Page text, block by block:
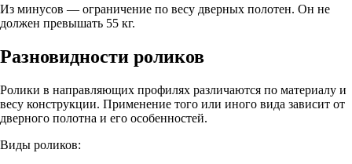
Из минусов — ограничение по весу дверных полотен. Он не
должен превышать 55 кг.
Разновидности роликов
Ролики в направляющих профилях различаются по материалу и
весу конструкции. Применение того или иного вида зависит от
дверного полотна и его особенностей.
Виды роликов: